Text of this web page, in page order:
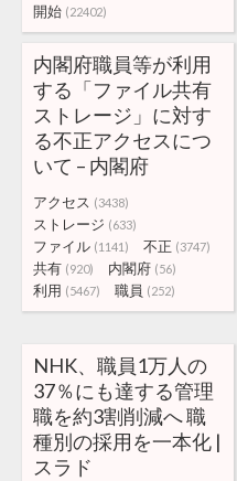
開始 (22402)
内閣府職員等が利用
する「ファイル共有
ストレージ」に対す
る不正アクセスにつ
いて – 内閣府
アクセス (3438)
ストレージ (633)
ファイル (1141) 不正 (3747)
共有 (920) 内閣府 (56)
利用 (5467) 職員 (252)
NHK、職員1万人の
37％にも達する管理
職を約3割削減へ 職
種別の採用を一本化 |
スラド